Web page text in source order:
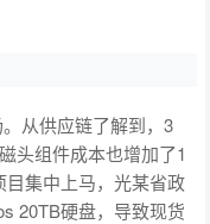
从供应链了解到，3
头组件成本也增加了1
集中上马，光某省政
20TB硬盘，导致现货